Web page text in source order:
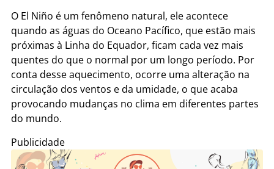
O El Niño é um fenômeno natural, ele acontece
quando as águas do Oceano Pacífico, que estão mais
próximas à Linha do Equador, ficam cada vez mais
quentes do que o normal por um longo período. Por
conta desse aquecimento, ocorre uma alteração na
circulação dos ventos e da umidade, o que acaba
provocando mudanças no clima em diferentes partes
do mundo.
Publicidade